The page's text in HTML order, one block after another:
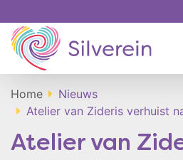
Home
Nieuws
Atelier van Zideris verhuist
Atelier van